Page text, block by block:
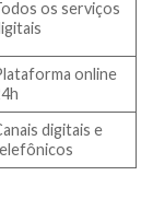
os serviços
online
digitais e